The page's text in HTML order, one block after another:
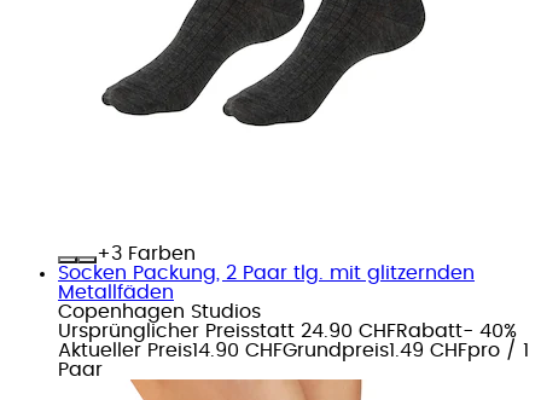
+
Farben
Socken Packung, 2 Paar tlg. mit glitzernden
Metallfäden
Copenhagen Studios
Ursprünglicher Preisstatt 24.90 CHFRabatt- 40%
Aktueller Preis14.90 CHFGrundpreis1.49 CHFpro / 1
Paar